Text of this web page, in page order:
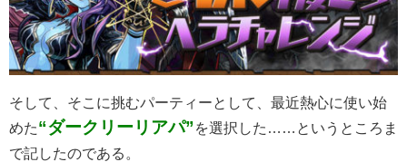
そして、そこに挑むパーティーとして、最近熱心に使い始
めた“ダークリーリアパ”を選択した……というところま
で記したのである。